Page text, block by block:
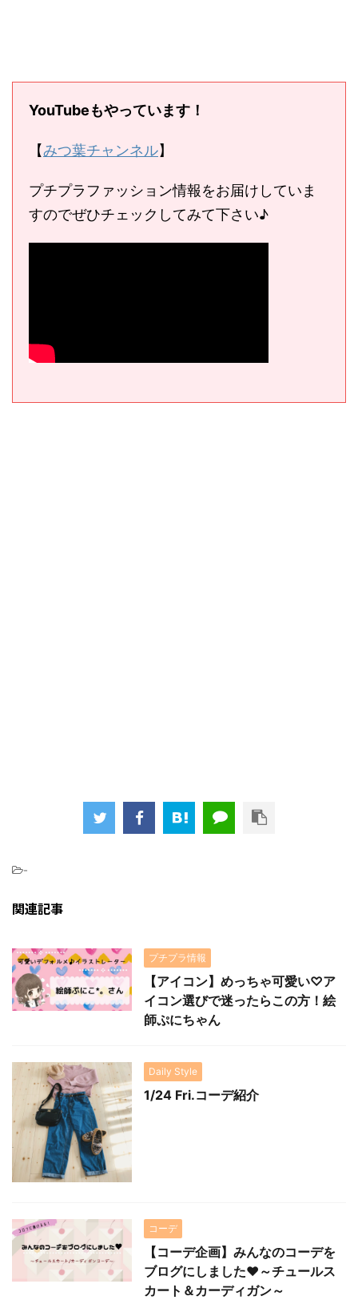
YouTubeもやっています！
【みつ葉チャンネル】
プチプラファッション情報をお届けしていま
すのでぜひチェックしてみて下さい♪
-
関連記事
プチプラ情報
【アイコン】めっちゃ可愛い♡ア
イコン選びで迷ったらこの方！絵
師ぷにちゃん
Daily Style
1/24 Fri.コーデ紹介
コーデ
【コーデ企画】みんなのコーデを
ブログにしました♥～チュールス
カート＆カーディガン～